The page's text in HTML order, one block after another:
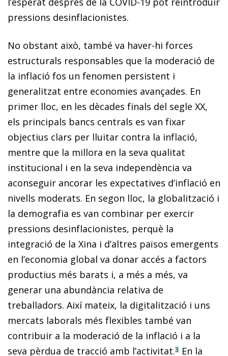
pressions desinflacionistes.
No obstant això, també va haver-hi forces
estructurals responsables que la moderació de
la inflació fos un fenomen persistent i
generalitzat entre economies avançades. En
primer lloc, en les dècades finals del segle XX,
els principals bancs centrals es van fixar
objectius clars per lluitar contra la inflació,
mentre que la millora en la seva qualitat
institucional i en la seva independència va
aconseguir ancorar les expectatives d’inflació en
nivells moderats. En segon lloc, la globalització i
la demografia es van combinar per exercir
pressions desinflacionistes, perquè la
integració de la Xina i d’altres països emergents
en l’economia global va donar accés a factors
productius més barats i, a més a més, va
generar una abundància relativa de
treballadors. Així mateix, la digitalització i uns
mercats laborals més flexibles també van
contribuir a la moderació de la inflació i a la
seva pèrdua de tracció amb l’activitat.3 En la